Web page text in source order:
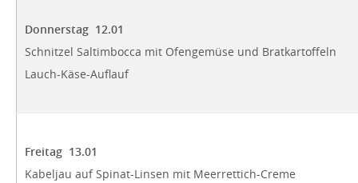
Donnerstag 12.01
Schnitzel Saltimbocca mit Ofengemüse und Bratkartoffeln
Lauch-Käse-Auflauf
Freitag 13.01
Kabeljau auf Spinat-Linsen mit Meerrettich-Creme